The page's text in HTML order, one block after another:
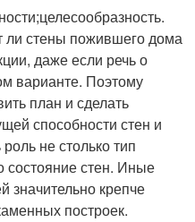
стены пожившего дома
даже если речь о
варианте. Поэтому
план и сделать
способности стен и
не столько тип
состояние стен. Иные
значительно крепче
построек.